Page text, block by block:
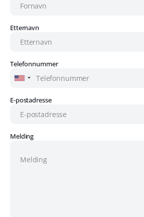
Etternavn
Telefonnummer
E-postadresse
Melding